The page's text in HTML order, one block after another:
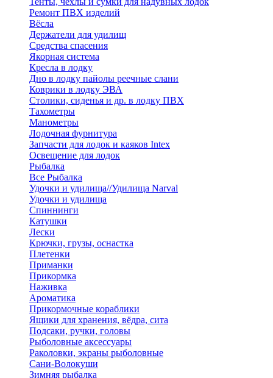
Ремонт ПВХ изделий
Вёсла
Держатели для удилищ
Средства спасения
Якорная система
Кресла в лодку
Дно в лодку пайолы реечные слани
Коврики в лодку ЭВА
Столики, сиденья и др. в лодку ПВХ
Тахометры
Манометры
Лодочная фурнитура
Запчасти для лодок и каяков Intex
Освещение для лодок
Рыбалка
Все Рыбалка
Удочки и удилища//Удилища Narval
Удочки и удилища
Спиннинги
Катушки
Лески
Крючки, грузы, оснастка
Плетенки
Приманки
Прикормка
Наживка
Ароматика
Прикормочные кораблики
Ящики для хранения, вёдра, сита
Подсаки, ручки, головы
Рыболовные аксессуары
Раколовки, экраны рыболовные
Сани-Волокуши
Зимняя рыбалка